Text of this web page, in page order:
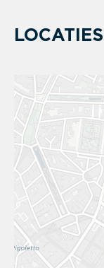
LOCATIES